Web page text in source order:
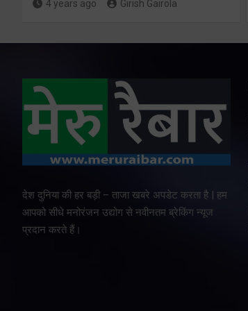
4 years ago Girish Gairola
देश दुनिया की हर बड़ी – ताजा खबरे अपडेट करता है | हम
आपको सीधे मनोरंजन उद्योग से नवीनतम ब्रेकिंग न्यूज
प्रदान करते हैं।